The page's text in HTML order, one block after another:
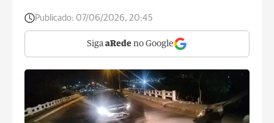
Publicado: 07/06/2026, 20:45
Siga aRede no Google